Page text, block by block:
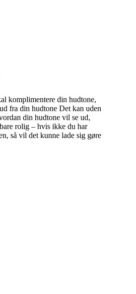
komplimentere din hudtone,
fra din hudtone Det kan uden
din hudtone vil se ud,
rolig – hvis ikke du har
så vil det kunne lade sig gøre